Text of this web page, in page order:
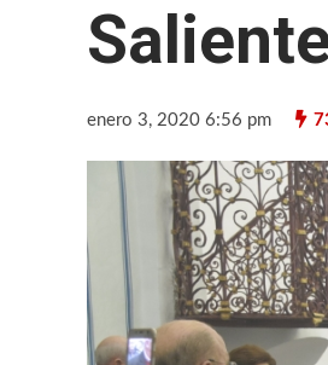
enero 3, 2020 6:56 pm